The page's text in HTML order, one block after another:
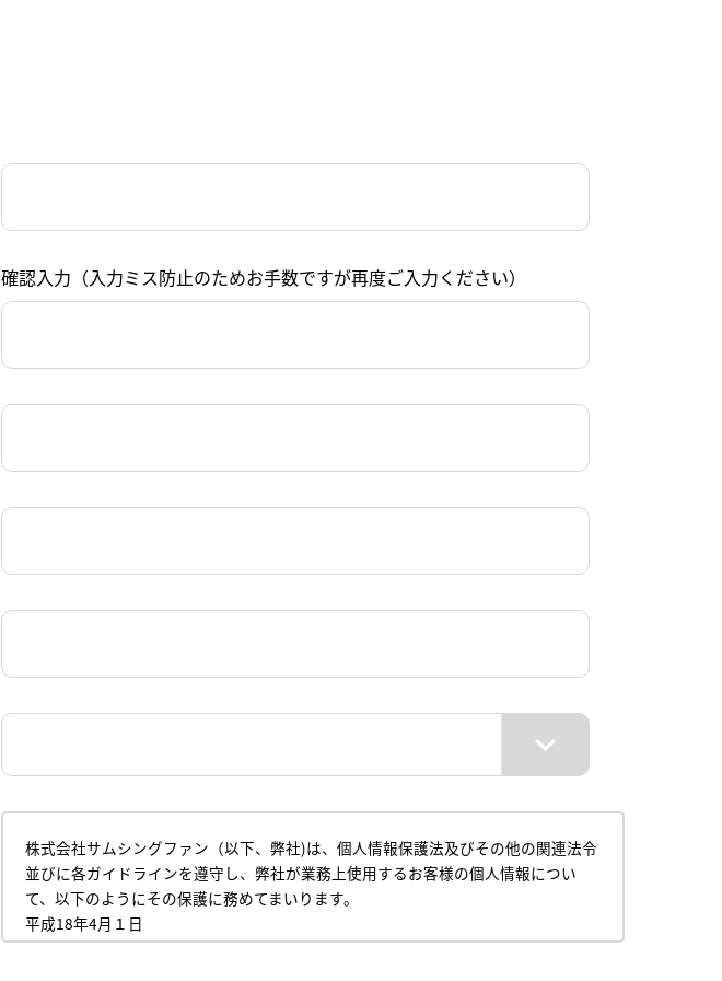
確認入力（入力ミス防止のためお手数ですが再度ご入力ください）
株式会社サムシングファン（以下、弊社)は、個人情報保護法及びその他の関連法令
並びに各ガイドラインを遵守し、弊社が業務上使用するお客様の個人情報につい
て、以下のようにその保護に務めてまいります。
平成18年4月１日
株式会社サムシングファン